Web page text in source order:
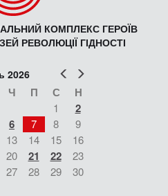
КОМПЛЕКС ГЕРОЇВ
РЕВОЛЮЦІЇ ГІДНОСТІ
Попер
2026
Ч П С Н
1 2
6 7 8
9
13 14 15
16
20 21 22
23
27 28 29
30